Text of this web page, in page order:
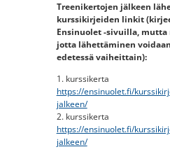
Treenikertojen jälkeen
kurssikirjeiden linkit
Ensinuolet -sivuilla,
jotta lähettäminen
edetessä vaiheittain):
1. kurssikerta
https://ensinuolet.fi/
jalkeen/
2. kurssikerta
https://ensinuolet.fi/
jalkeen/